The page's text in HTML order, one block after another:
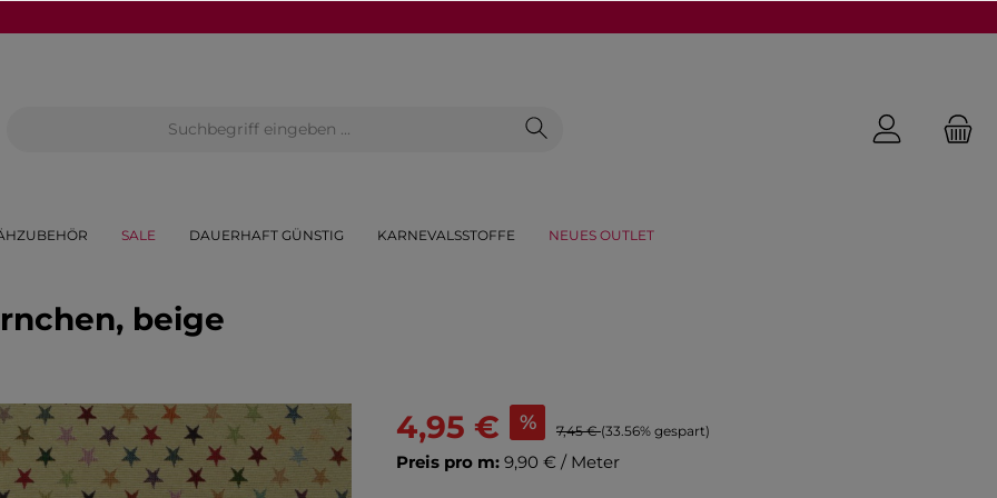
SALE DAUERHAFT GÜNSTIG KARNEVALSSTOFFE NEUES OUTLET
beige
4,95 € % 7,45 €(33.56% gespart)
Preis pro m: 9,90 € / Meter